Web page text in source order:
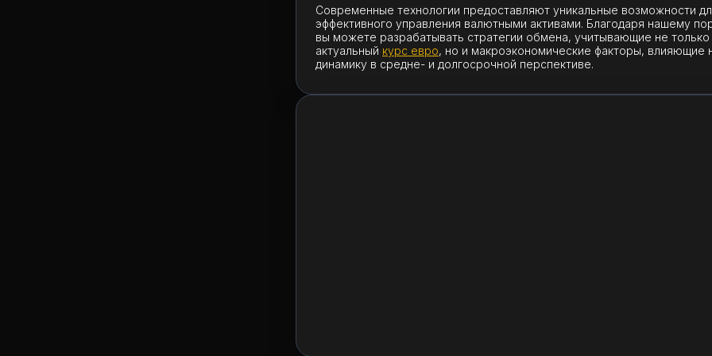
Современные технологии предоставляют уникальные возможности
эффективного управления валютными активами. Благодаря нашему
вы можете разрабатывать стратегии обмена, учитывающие не только
актуальный курс евро, но и макроэкономические факторы, влияющие
динамику в средне- и долгосрочной перспективе.